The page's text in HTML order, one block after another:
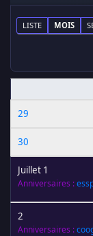
LISTE MOIS
29
30
Juillet 1
Anniversaires :
2
Anniversaires :